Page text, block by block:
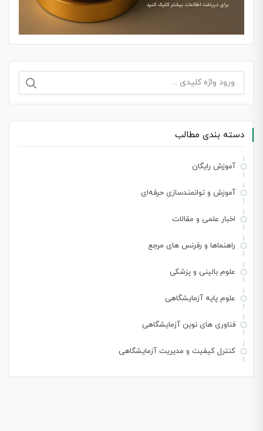
جستجو
برای:
دسته بندی مطالب
آموزش رایگان
آموزش و توانمندسازی حرفه‌ای
اخبار علمی و مقالات
راهنماها و رفرنس های مرجع
علوم بالینی و پزشکی
علوم پایه آزمایشگاهی
فناوری های نوین آزمایشگاهی
کنترل کیفیت و مدیریت آزمایشگاهی